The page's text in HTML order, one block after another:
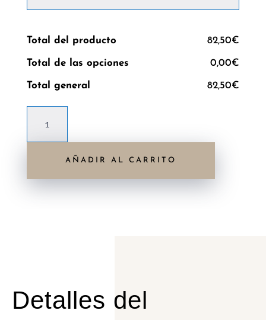
Total del producto 82,50€
Total de las opciones 0,00€
Total general 82,50€
piel
AÑADIR AL CARRITO
Detalles del